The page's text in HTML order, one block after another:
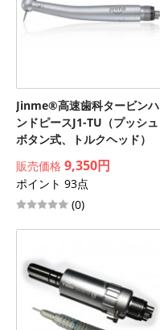
Jinme®高速歯科タービンハ
ンドピースJ1-TU（プッシュ
ボタン式、トルクヘッド）
販売価格 9,350円
ポイント 93点
(0)